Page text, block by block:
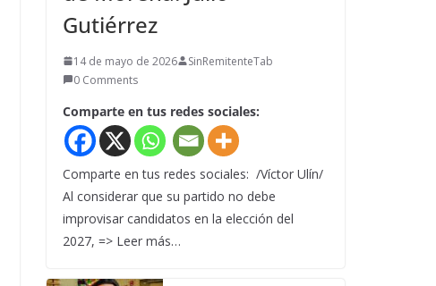
Gutiérrez
14 de mayo de 2026
SinRemitenteTab
0 Comments
Comparte en tus redes sociales:
Comparte en tus redes sociales: /Víctor Ulín/
Al considerar que su partido no debe
improvisar candidatos en la elección del
2027, => Leer más…